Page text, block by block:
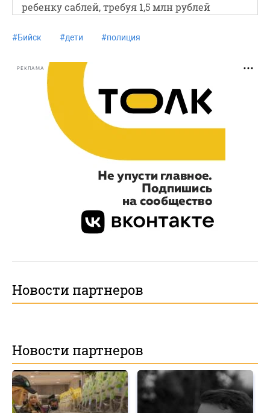
ребенку саблей, требуя 1,5 млн рублей
#Бийск #дети #полиция
РЕКЛАМА
Новости партнеров
Новости партнеров